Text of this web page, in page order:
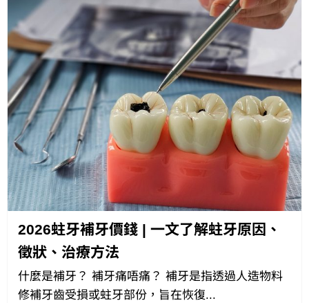
2026蛀牙補牙價錢 | 一文了解蛀牙原因、
徵狀、治療方法
什麼是補牙？ 補牙痛唔痛？ 補牙是指透過人造物料
修補牙齒受損或蛀牙部份，旨在恢復...